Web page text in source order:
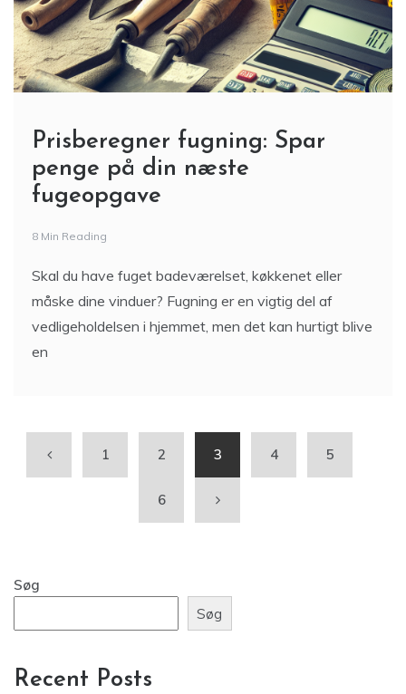
Prisberegner fugning: Spar
penge på din næste
fugeopgave
8 Min Reading
Skal du have fuget badeværelset, køkkenet eller
måske dine vinduer? Fugning er en vigtig del af
vedligeholdelsen i hjemmet, men det kan hurtigt blive
en
1 2 3 4 5
6
Søg
Søg
Recent Posts